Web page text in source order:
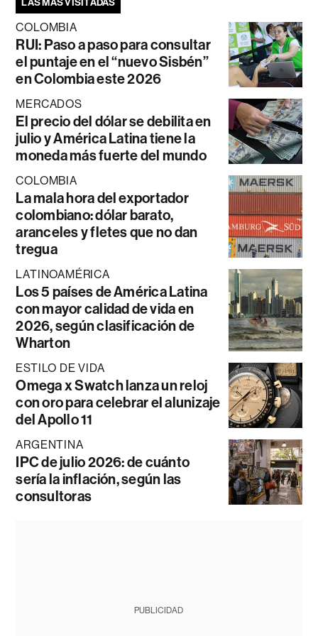
COLOMBIA
RUI: Paso a paso para consultar
el puntaje en el “nuevo Sisbén”
en Colombia este 2026
MERCADOS
El precio del dólar se debilita en
julio y América Latina tiene la
moneda más fuerte del mundo
COLOMBIA
La mala hora del exportador
colombiano: dólar barato,
aranceles y fletes que no dan
tregua
LATINOAMÉRICA
Los 5 países de América Latina
con mayor calidad de vida en
2026, según clasificación de
Wharton
ESTILO DE VIDA
Omega x Swatch lanza un reloj
con oro para celebrar el alunizaje
del Apollo 11
ARGENTINA
IPC de julio 2026: de cuánto
sería la inflación, según las
consultoras
PUBLICIDAD